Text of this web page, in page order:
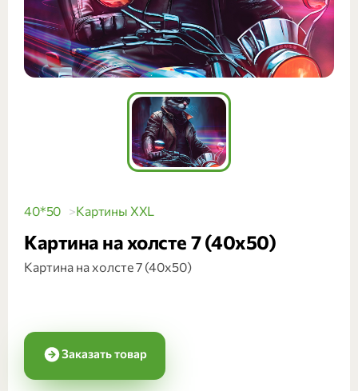
40*50 Картины XXL
Картина на холсте 7 (40х50)
Картина на холсте 7 (40х50)
Заказать товар